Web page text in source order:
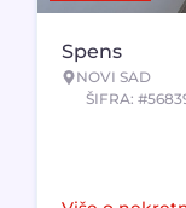
Spens
NOVI SAD
ŠIFRA: